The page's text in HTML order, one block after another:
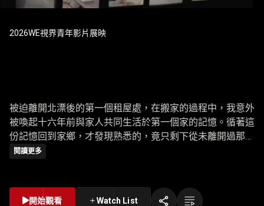
2026WE視界青年影片展映
被迫離開北漂後的第一個租屋處，在搬家的過程中，我意外
被喚起十六年前與家人共同生活於第一個家的記憶。循著這
份記憶回到家鄉，才發現熟悉的，竟只剩下從未離開過那條
街的對面鄰居一家人；其餘的一切，都在時間流逝中變得陌
情感殘留，以及面對成長後再也回不去的過往。
閱讀更多
開始觀看 Watch List